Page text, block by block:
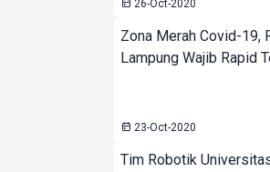
26-Oct-2020
Zona Merah Covid-19,
Lampung Wajib Rapid
23-Oct-2020
Tim Robotik